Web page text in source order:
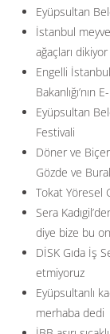
Eyüpsultan
İstanbul
ağaçları dikiyor
Engelli İstanbul
Eyüpsultan
Festivali
Döner ve
Gözde ve
Tokat Yöresel
Sera
diye bize bu
DİSK Gıda İş
etmiyoruz
Eyüpsultanlı
merhaba dedi